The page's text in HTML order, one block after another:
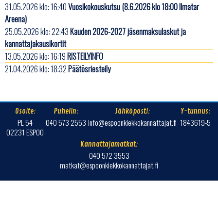
31.05.2026 klo: 16:40Vuosikokouskutsu (8.6.2026 klo 18:00 Ilmatar
Areena)
25.05.2026 klo: 22:43Kauden 2026-2027 jäsenmaksulaskut ja
kannattajakausikortit
13.05.2026 klo: 16:19RISTEILYINFO
21.04.2026 klo: 18:32Päätösriesteily
Osoite:
PL 54
02231 ESPOO
Puhelin:
040 573 2553
Sähköposti:
info@espoonkiekkokannattajat.fi
Y-tunnus:
1843619-5
Kannattajamatkat:
040 572 3553
matkat@espoonkiekkokannattajat.fi